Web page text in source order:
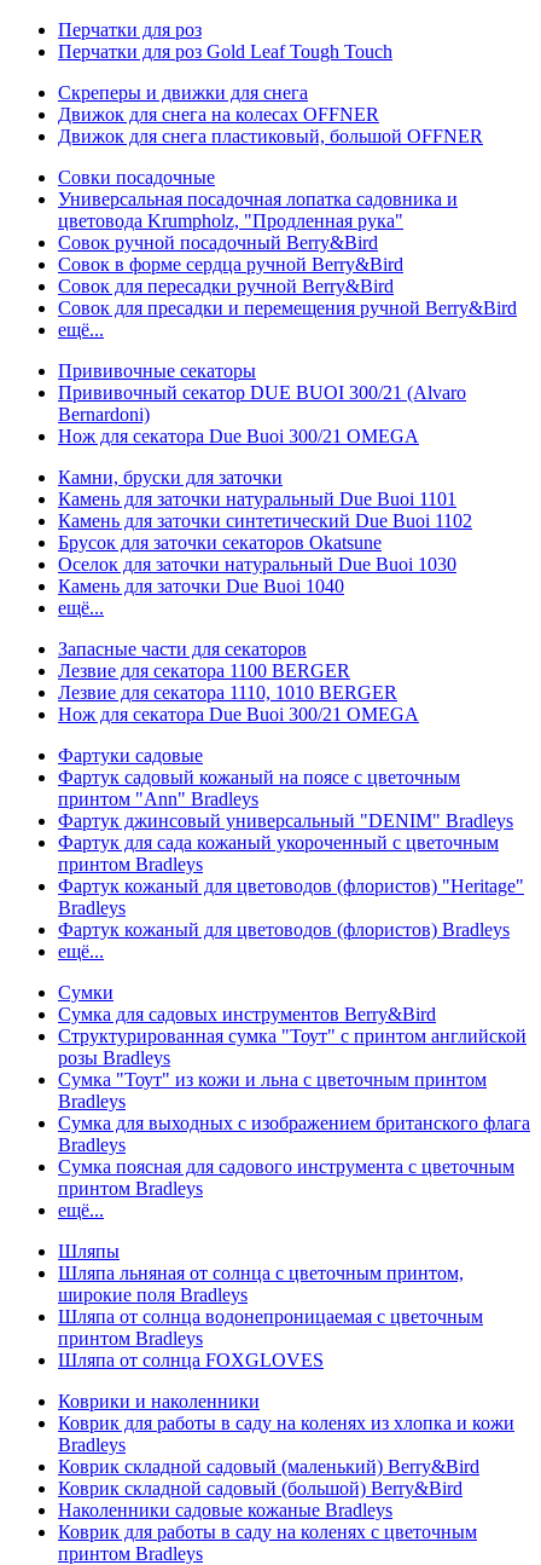
Перчатки для роз
Перчатки для роз Gold Leaf Tough Touch
Скреперы и движки для снега
Движок для снега на колесах OFFNER
Движок для снега пластиковый, большой OFFNER
Совки посадочные
Универсальная посадочная лопатка садовника и
цветовода Krumpholz, "Продленная рука"
Совок ручной посадочный Berry&Bird
Совок в форме сердца ручной Berry&Bird
Совок для пересадки ручной Berry&Bird
Совок для пресадки и перемещения ручной Berry&Bird
ещё...
Прививочные секаторы
Прививочный секатор DUE BUOI 300/21 (Alvaro
Bernardoni)
Нож для секатора Due Buoi 300/21 OMEGA
Камни, бруски для заточки
Камень для заточки натуральный Due Buoi 1101
Камень для заточки синтетический Due Buoi 1102
Брусок для заточки секаторов Okatsune
Оселок для заточки натуральный Due Buoi 1030
Камень для заточки Due Buoi 1040
ещё...
Запасные части для секаторов
Лезвие для секатора 1100 BERGER
Лезвие для секатора 1110, 1010 BERGER
Нож для секатора Due Buoi 300/21 OMEGA
Фартуки садовые
Фартук садовый кожаный на поясе с цветочным
принтом "Ann" Bradleys
Фартук джинсовый универсальный "DENIM" Bradleys
Фартук для сада кожаный укороченный с цветочным
принтом Bradleys
Фартук кожаный для цветоводов (флористов) "Heritage"
Bradleys
Фартук кожаный для цветоводов (флористов) Bradleys
ещё...
Сумки
Сумка для садовых инструментов Berry&Bird
Структурированная сумка "Тоут" с принтом английской
розы Bradleys
Сумка "Тоут" из кожи и льна с цветочным принтом
Bradleys
Сумка для выходных с изображением британского флага
Bradleys
Сумка поясная для садового инструмента с цветочным
принтом Bradleys
ещё...
Шляпы
Шляпа льняная от солнца с цветочным принтом,
широкие поля Bradleys
Шляпа от солнца водонепроницаемая с цветочным
принтом Bradleys
Шляпа от солнца FOXGLOVES
Коврики и наколенники
Коврик для работы в саду на коленях из хлопка и кожи
Bradleys
Коврик складной садовый (маленький) Berry&Bird
Коврик складной садовый (большой) Berry&Bird
Наколенники садовые кожаные Bradleys
Коврик для работы в саду на коленях с цветочным
принтом Bradleys